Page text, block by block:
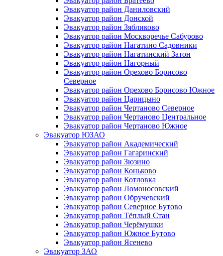
Эвакуатор район Даниловский
Эвакуатор район Донской
Эвакуатор район Зябликово
Эвакуатор район Москворечье Сабурово
Эвакуатор район Нагатино Cадовники
Эвакуатор район Нагатинский Затон
Эвакуатор район Нагорный
Эвакуатор район Орехово Борисово
Северное
Эвакуатор район Орехово Борисово Южное
Эвакуатор район Царицыно
Эвакуатор район Чертаново Северное
Эвакуатор район Чертаново Центральное
Эвакуатор район Чертаново Южное
Эвакуатор ЮЗАО
Эвакуатор район Академический
Эвакуатор район Гагаринский
Эвакуатор район Зюзино
Эвакуатор район Коньково
Эвакуатор район Котловка
Эвакуатор район Ломоносовский
Эвакуатор район Обручевский
Эвакуатор район Северное Бутово
Эвакуатор район Тёплый Стан
Эвакуатор район Черёмушки
Эвакуатор район Южное Бутово
Эвакуатор район Ясенево
Эвакуатор ЗАО